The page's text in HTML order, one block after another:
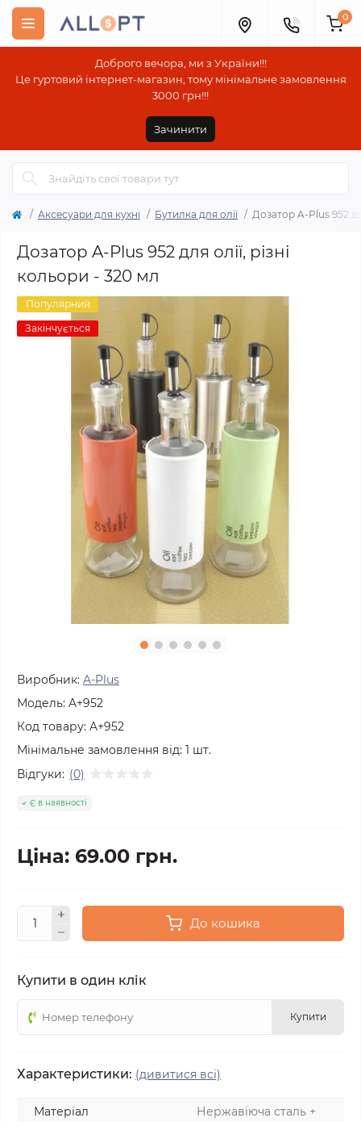
Доброго вечора, ми з України!!!
Це гуртовий інтернет-магазин, тому мінімальне замовлення
3000 грн!!!
Зачинити
0
Аксесуари для кухні Бутилка для олії Дозатор A-Plus 952
Дозатор A-Plus 952 для олії, різні
кольори - 320 мл
Популярний
Закінчується
Виробник: A-Plus
Модель: A+952
Код товару: A+952
Мінімальне замовлення від: 1 шт.
Відгуки: (0)
Є в наявності
Ціна: 69.00 грн.
До кошика
Купити в один клік
Купити
Характеристики: (дивитися всі)
Матеріал
Нержавіюча сталь +